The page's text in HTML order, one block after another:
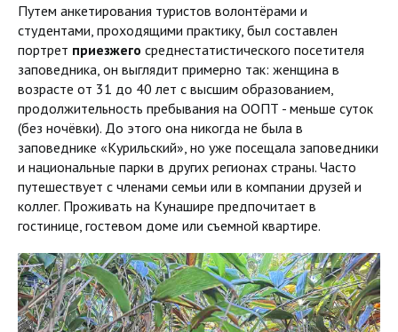
Путем анкетирования туристов волонтёрами и
студентами, проходящими практику, был составлен
портрет приезжего среднестатистического посетителя
заповедника, он выглядит примерно так: женщина в
возрасте от 31 до 40 лет с высшим образованием,
продолжительность пребывания на ООПТ - меньше суток
(без ночёвки). До этого она никогда не была в
заповеднике «Курильский», но уже посещала заповедники
и национальные парки в других регионах страны. Часто
путешествует с членами семьи или в компании друзей и
коллег. Проживать на Кунашире предпочитает в
гостинице, гостевом доме или съемной квартире.